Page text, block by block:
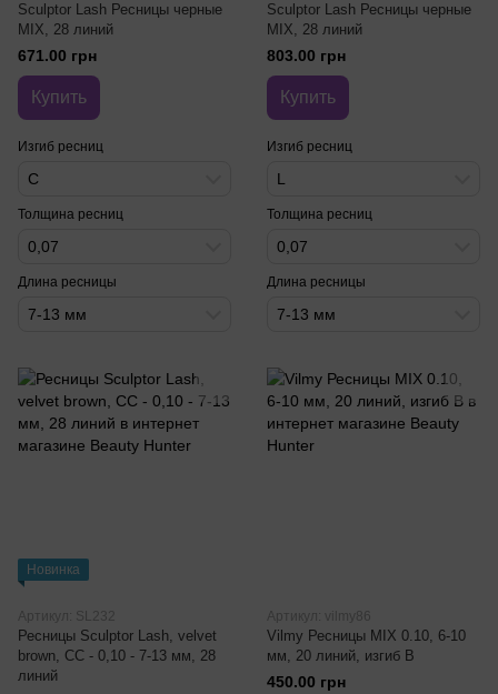
Sculptor Lash Ресницы черные
MIX, 28 линий
671.00 грн
Купить
Изгиб ресниц
C
Толщина ресниц
0,07
Длина ресницы
7-13 мм
Sculptor Lash Ресницы черные
MIX, 28 линий
803.00 грн
Купить
Изгиб ресниц
L
Толщина ресниц
0,07
Длина ресницы
7-13 мм
Новинка
Артикул: SL232
Ресницы Sculptor Lash, velvet
brown, CC - 0,10 - 7-13 мм, 28
линий
Артикул: vilmy86
Vilmy Ресницы MIX 0.10, 6-10
мм, 20 линий, изгиб B
450.00 грн